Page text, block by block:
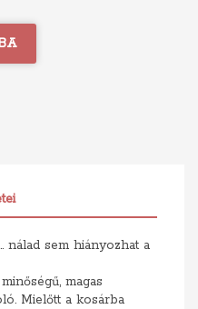
nálad sem hiányozhat a
magas
Mielőtt a kosárba